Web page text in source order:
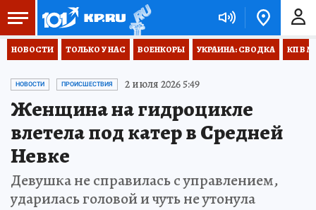
НОВОСТИ ТОЛЬКО У НАС ВОЕНКОРЫ УКРАИНА: СВОДКА КП В
НОВОСТИ ПРОИСШЕСТВИЯ 2 июля 2026 5:49
Женщина на гидроцикле
влетела под катер в Средней
Невке
Девушка не справилась с управлением,
ударилась головой и чуть не утонула